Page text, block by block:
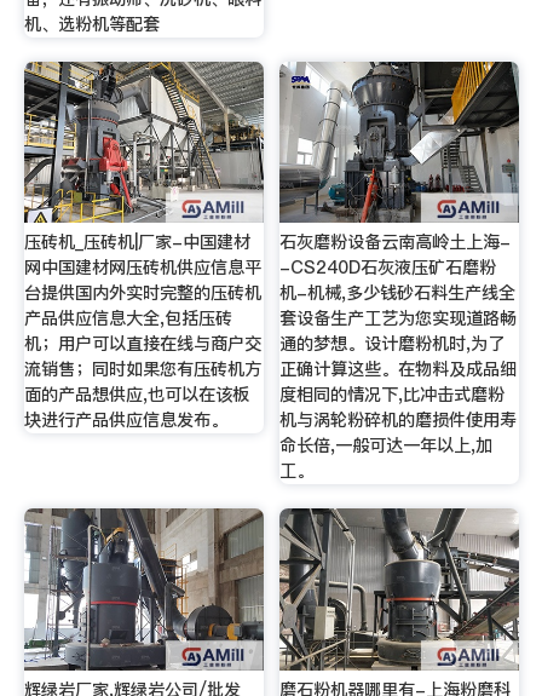
机、选粉机等配套
压砖机_压砖机|厂家-中国建材
网中国建材网压砖机供应信息平
台提供国内外实时完整的压砖机
产品供应信息大全,包括压砖
机；用户可以直接在线与商户交
流销售；同时如果您有压砖机方
面的产品想供应,也可以在该板
块进行产品供应信息发布。
石灰磨粉设备云南高岭土上海-
-CS240D石灰液压矿石磨粉
机-机械,多少钱砂石料生产线全
套设备生产工艺为您实现道路畅
通的梦想。设计磨粉机时,为了
正确计算这些。在物料及成品细
度相同的情况下,比冲击式磨粉
机与涡轮粉碎机的磨损件使用寿
命长倍,一般可达一年以上,加
工。
辉绿岩厂家,辉绿岩公司/批发
磨石粉机器哪里有-上海粉磨科